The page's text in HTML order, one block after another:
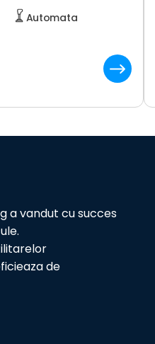
Automata
a vandut cu succes
de